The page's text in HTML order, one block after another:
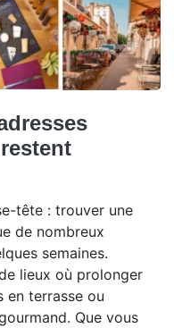
tête : trouver une
de nombreux
semaines.
lieux où prolonger
en terrasse ou
Que vous